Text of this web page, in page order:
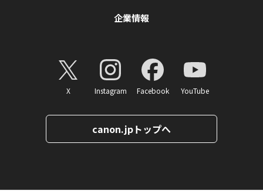
企業情報
X Instagram Facebook YouTube
canon.jpトップへ